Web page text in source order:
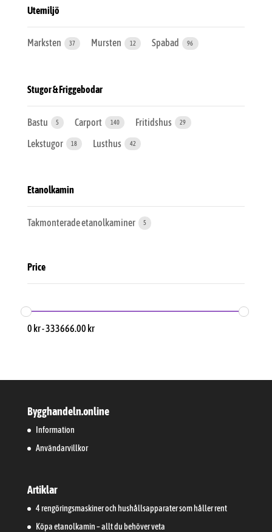
Utemiljö
Marksten 37 Mursten 12 Spabad 96
Stugor & Friggebodar
Bastu 5 Carport 140 Fritidshus 29
Lekstugor 18 Lusthus 42
Etanolkamin
Takmonterade etanolkaminer 5
Price
0 kr-333666.00 kr
Bygghandeln.online
Information
Användarvillkor
Artiklar
4 rengöringsmaskiner och hushållsapparater som håller rent
Köpa etanolkamin – allt du behöver veta